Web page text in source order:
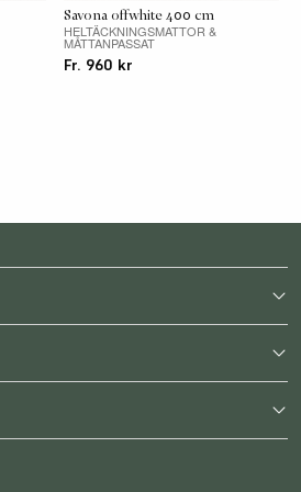
Savona offwhite 400 cm
HELTÄCKNINGSMATTOR &
MÅTTANPASSAT
Fr. 960 kr